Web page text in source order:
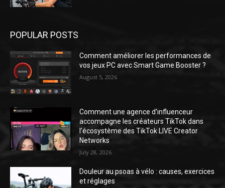
POPULAR POSTS
Comment améliorer les performances de
vos jeux PC avec Smart Game Booster ?
August 5, 2026
Comment une agence d’influenceur
accompagne les créateurs TikTok dans
l’écosystème des TikTok LIVE Creator
Networks
July 28, 2026
Douleur au psoas à vélo : causes, exercices
et réglages